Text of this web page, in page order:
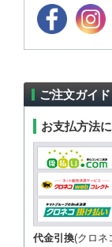
ご注文ガイド
お支払方法
代金引換(クロネ